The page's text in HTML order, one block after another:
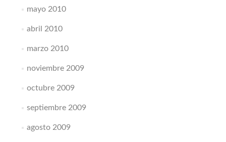
mayo 2010
abril 2010
marzo 2010
noviembre 2009
octubre 2009
septiembre 2009
agosto 2009